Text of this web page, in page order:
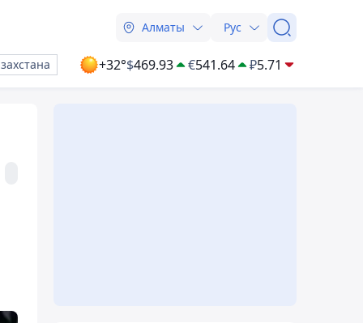
Алматы Рус
+32°$469.93 €541.64 ₽5.71